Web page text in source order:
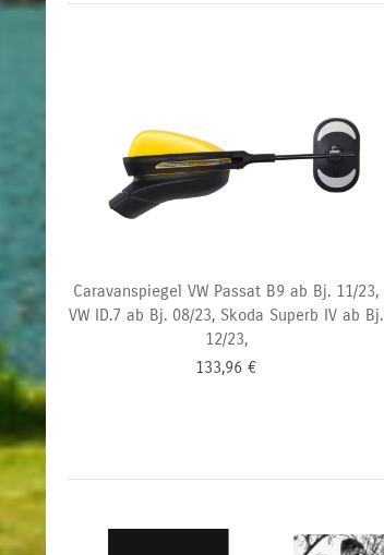
Caravanspiegel VW Passat B9 ab Bj. 11/23,
VW ID.7 ab Bj. 08/23, Skoda Superb IV ab Bj.
12/23,
133,96 €